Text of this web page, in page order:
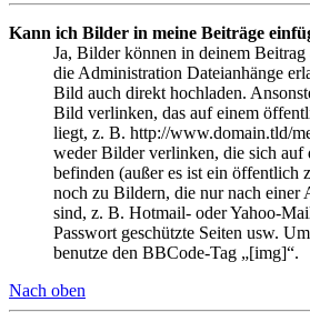
Kann ich Bilder in meine Beiträge
Ja, Bilder können in deinem
die Administration Dateianhänge
Bild auch direkt hochladen.
Bild verlinken, das auf einem
liegt, z. B. http://www.domain.tld/
weder Bilder verlinken, die sich auf
befinden (außer es ist ein öffentlich
noch zu Bildern, die nur nach einer
sind, z. B. Hotmail- oder Yahoo-
Passwort geschützte Seiten usw.
benutze den BBCode-Tag „[img]“.
Nach oben